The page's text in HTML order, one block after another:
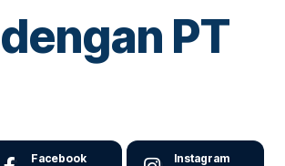
PT
Facebook Instagram